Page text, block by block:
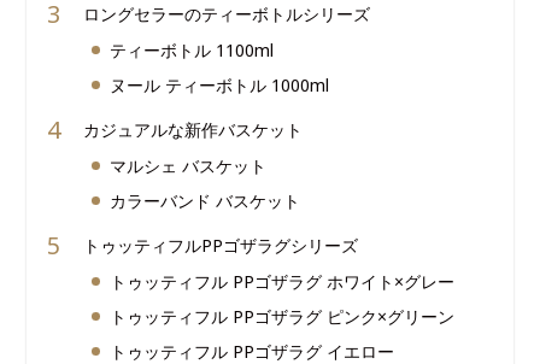
ロングセラーのティーボトルシリーズ
ティーボトル 1100ml
ヌール ティーボトル 1000ml
カジュアルな新作バスケット
マルシェ バスケット
カラーバンド バスケット
トゥッティフルPPゴザラグシリーズ
トゥッティフル PPゴザラグ ホワイト×グレー
トゥッティフル PPゴザラグ ピンク×グリーン
トゥッティフル PPゴザラグ イエロー